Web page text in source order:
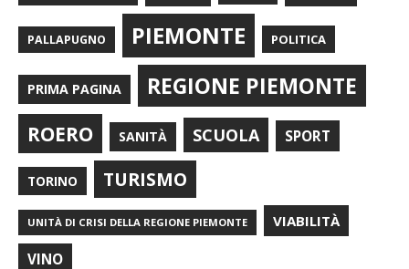
PALLAPUGNO PIEMONTE POLITICA
PRIMA PAGINA REGIONE PIEMONTE
ROERO SANITÀ SCUOLA SPORT
TORINO TURISMO
UNITÀ DI CRISI DELLA REGIONE PIEMONTE VIABILITÀ
VINO